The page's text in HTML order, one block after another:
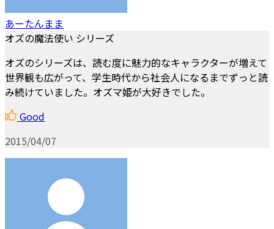
あーたんまま
オズの魔法使い シリーズ
オズのシリーズは、読む度に魅力的なキャラクターが増えて
世界観も広がって、学生時代から社会人になるまでずっと読
み続けていました。オズマ姫が大好きでした。
Good
2015/04/07